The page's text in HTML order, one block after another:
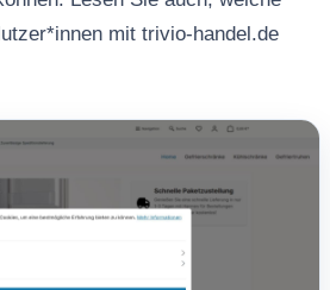
mit trivio-handel.de